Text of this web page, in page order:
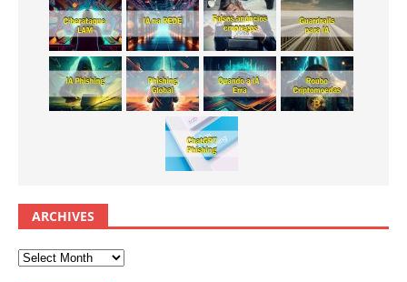
ARCHIVES